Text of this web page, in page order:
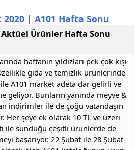
2020 | A101 Hafta Sonu
Aktüel Ürünler Hafta Sonu
haftanın yıldızları pek çok kişi
gıda ve temizlik ürünlerinde
A101 market adeta dar gelirli ve
Bunların yanında meyve &
indirimler ile de çoğu vatandaşın
Her şeye ek olarak 10 TL ve üzeri
ile sunduğu çeşitli ürünlerde de
başarıyor. 22 Şubat ile 28 Şubat